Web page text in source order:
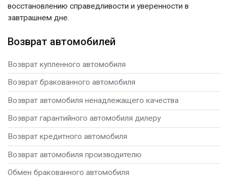
восстановлению справедливости и уверенности в
завтрашнем дне.
Возврат автомобилей
Возврат купленного автомобиля
Возврат бракованного автомобиля
Возврат автомобиля ненадлежащего качества
Возврат гарантийного автомобиля дилеру
Возврат кредитного автомобиля
Возврат автомобиля производителю
Обмен бракованного автомобиля